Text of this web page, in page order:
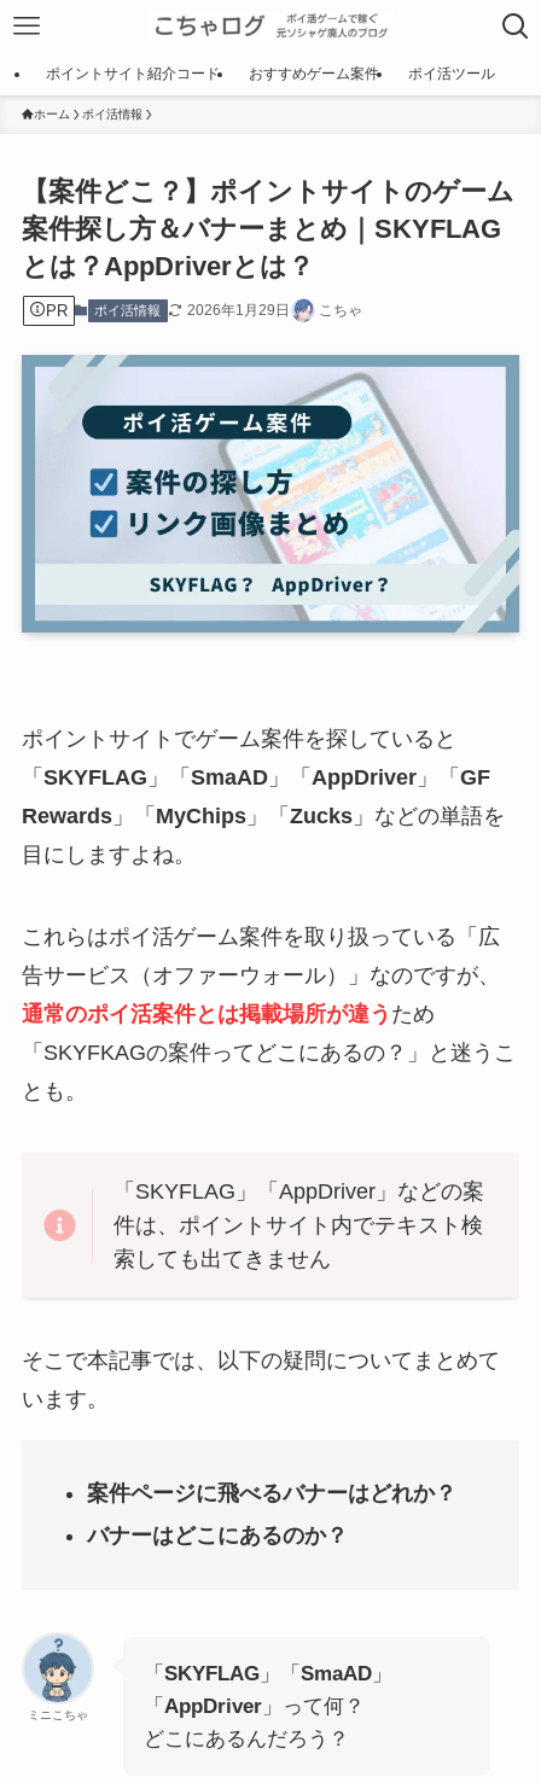
ポイントサイト紹介コード おすすめゲーム案件 ポイ活ツール
ホーム ポイ活情報
【案件どこ？】ポイントサイトのゲーム
案件探し方＆バナーまとめ｜SKYFLAG
とは？AppDriverとは？
PR ポイ活情報 2026年1月29日 こちゃ
ポイントサイトでゲーム案件を探していると
「 SKYFLAG 」「 SmaAD」「 AppDriver」「 GF
Rewards」「 MyChips」「 Zucks」などの単語を
目にしますよね。
これらはポイ活ゲーム案件を取り扱っている「広
告サービス（オファーウォール）」なのですが、
通常のポイ活案件とは掲載場所が違う ため
「SKYFKAGの案件ってどこにあるの？」と迷うこ
とも。
「SKYFLAG」「AppDriver」などの案
件は、ポイントサイト内でテキスト検
索しても出てきません
そこで本記事では、以下の疑問についてまとめて
います。
案件ページに飛べるバナーはどれか？
バナーはどこにあるのか？
ミニこちゃ
「 SKYFLAG」「 SmaAD」
「 AppDriver」って何？
どこにあるんだろう？